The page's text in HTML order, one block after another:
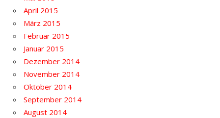
April 2015
März 2015
Februar 2015
Januar 2015
Dezember 2014
November 2014
Oktober 2014
September 2014
August 2014